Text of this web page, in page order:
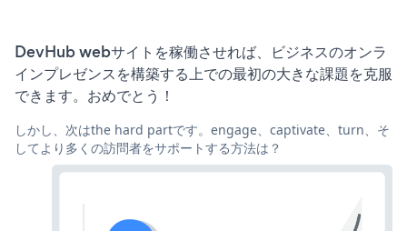
DevHub webサイトを稼働させれば、ビジネスのオンラ
インプレゼンスを構築する上での最初の大きな課題を克服
できます。おめでとう！
しかし、次はthe hard partです。engage、captivate、turn、そ
してより多くの訪問者をサポートする方法は？